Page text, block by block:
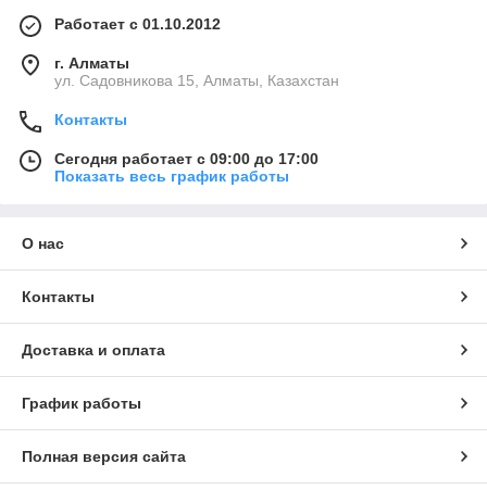
Работает с 01.10.2012
г. Алматы
ул. Садовникова 15, Алматы, Казахстан
Контакты
Сегодня работает с 09:00 до 17:00
Показать весь график работы
О нас
Контакты
Доставка и оплата
График работы
Полная версия сайта